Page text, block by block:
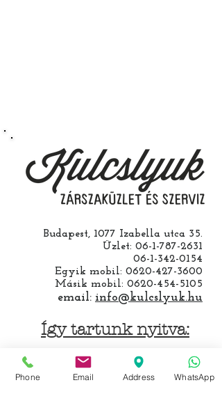
Budapest, 1077 Izabella utca 35.
Üzlet: 06-1-787-2631
06-1-342-0154
Egyik mobil: 0620-427-3600
Másik mobil: 0620-454-5105
email: info@kulcslyuk.hu
Így tartunk nyitva:
Hétfőtől péntekig:
9 - 18 h
Phone Email Address WhatsApp